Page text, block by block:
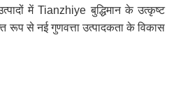
में Tianzhiye बुद्धिमान के उत्कृष्ट
से नई गुणवत्ता उत्पादकता के विकास